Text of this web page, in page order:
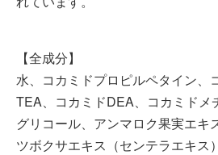
【全成分】
水、コカミドプロピルペタイン、
TEA、コカミドDEA、コカミドメ
グリコール、アンマロク果実エキ
ツボクサエキス（センテラエキス